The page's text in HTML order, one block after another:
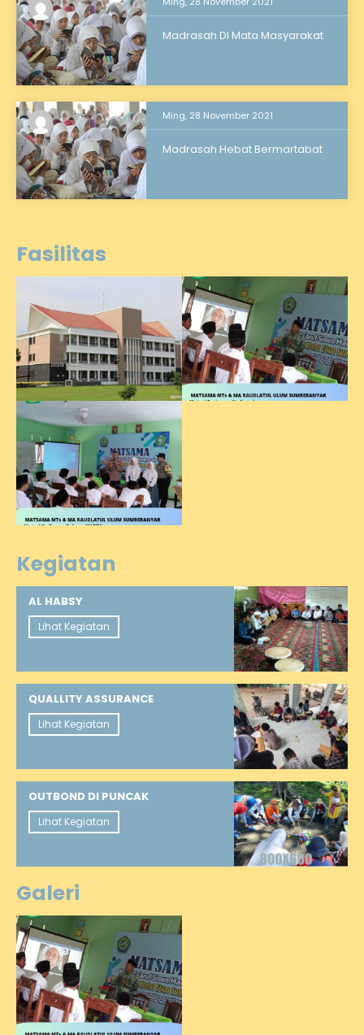
Madrasah DI Mata Masyarakat
Ming, 28 November 2021
Madrasah Hebat Bermartabat
Fasilitas
Kegiatan
AL HABSY
Lihat Kegiatan
QUALLITY ASSURANCE
Lihat Kegiatan
OUTBOND DI PUNCAK
Lihat Kegiatan
Galeri